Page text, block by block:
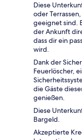
Diese
oder
geeignet sind.
der Ankunft
dass dir ein
wird.
Dank der
Feuerlöscher,
die Gäste
genießen.
Diese
Bargeld.
Akzeptierte